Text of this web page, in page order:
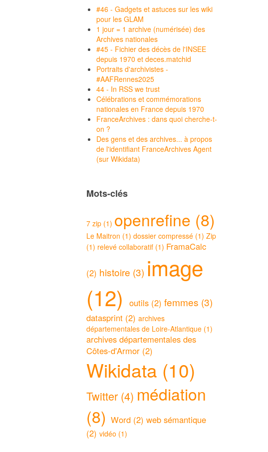
#46 - Gadgets et astuces sur les wiki
pour les GLAM
1 jour = 1 archive (numérisée) des
Archives nationales
#45 - Fichier des décès de l'INSEE
depuis 1970 et deces.matchid
Portraits d'archivistes -
#AAFRennes2025
44 - In RSS we trust
Célébrations et commémorations
nationales en France depuis 1970
FranceArchives : dans quoi cherche-t-
on ?
Des gens et des archives... à propos
de l'identifiant FranceArchives Agent
(sur Wikidata)
Mots-clés
7 zip (1) openrefine (8)
Le Maitron (1) dossier compressé (1) Zip
(1) relevé collaboratif (1) FramaCalc
(2) histoire (3) image
(12)
outils (2) femmes (3)
datasprint (2) archives
départementales de Loire-Atlantique (1)
archives départementales des
Côtes-d'Armor (2)
Wikidata (10)
Twitter (4) médiation
(8) Word (2) web sémantique
(2) vidéo (1)